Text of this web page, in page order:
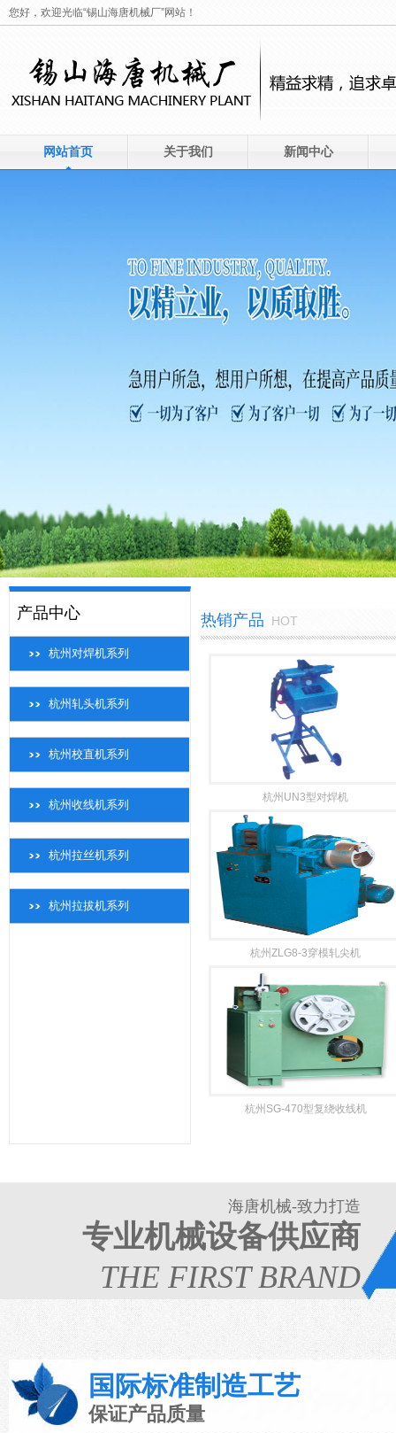
您好，欢迎光临“锡山海唐机械厂”网站！
网站首页 关于我们 新闻中心
产品中心
杭州对焊机系列
杭州轧头机系列
杭州校直机系列
杭州收线机系列
杭州拉丝机系列
杭州拉拔机系列
热销产品 HOT
杭州UN3型对焊机
杭州ZLG8-3穿模轧尖机
杭州SG-470型复绕收线机
海唐机械-致力打造
专业机械设备供应商
THE FIRST BRAND
国际标准制造工艺
保证产品质量